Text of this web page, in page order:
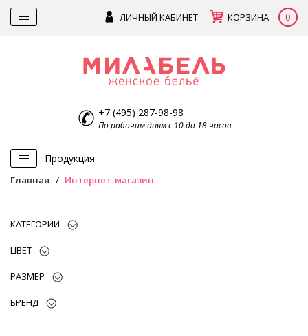
ЛИЧНЫЙ КАБИНЕТ КОРЗИНА 0
+7 (495) 287-98-98
По рабочим дням с 10 до 18 часов
Продукция
Главная Интернет-магазин
КАТЕГОРИИ
ЦВЕТ
РАЗМЕР
БРЕНД